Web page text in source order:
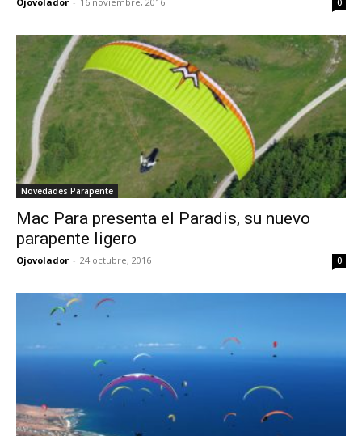
0
Novedades Parapente
Mac Para presenta el Paradis, su nuevo
parapente ligero
Ojovolador - 24 octubre, 2016 0